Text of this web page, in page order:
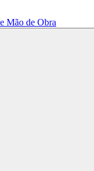
Mão de Obra